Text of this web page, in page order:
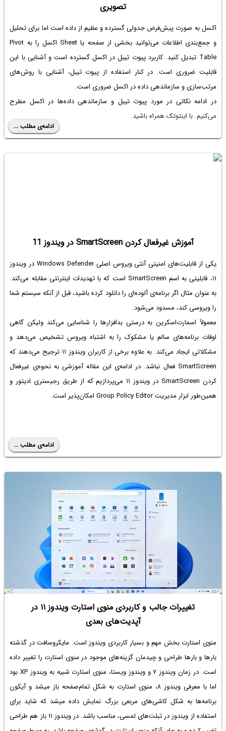
تصویری
اکسل به صورت پیش‌فرض جدولی گسترده و عظیم از داده است اما برای تحلیل
و جمع‌بندی اطلاعات می‌توانید بخشی از صفحه یا Sheet اکسل را به Pivot
Table تبدیل کنید. کاربرد پیوت تیبل در اکسل گسترده است و آشنایی با این
قابلیت ضروری است. در کنار استفاده از پیوت تیبل، آشنایی با روش‌های
مرتب‌سازی و سازماندهی داده در اکسل ضروری است.
در ادامه نکاتی در مورد پیوت تیبل و سازماندهی داده‌ها در اکسل مطرح
می‌کنیم. با اینتوتک همراه باشید.
ادامه‌ی مطلب ...
آموزش غیرفعال کردن SmartScreen در ویندوز 11
یکی از قابلیت‌های امنیتی آنتی ویروس اصلی Windows Defender در ویندوز
۱۱، قابلیتی به اسم SmartScreen است که با تهدیدات اینترنتی مقابله می‌کند.
به عنوان مثال اگر برنامه‌ی آلوده‌ای را دانلود کرده باشید، قبل از آنکه سیستم شما
را ویروسی کند، مسدود می‌شود.
معمولاً اسمارت‌اسکرین به درستی بدافزارها را شناسایی می‌کند ولیکن گاهی
اوقات برنامه‌های سالم یا مشکوک را به اشتباه ویروس تشخیص می‌دهد و
مشکلاتی ایجاد می‌کند. به علاوه برخی از کاربران ویندوز ۱۱ ترجیح می‌دهند که
SmartScreen فعال نباشد. در ادامه‌ی این مقاله آموزشی به نحوه‌ی غیرفعال
کردن SmartScreen در ویندوز ۱۱ می‌پردازیم که از طریق رجیستری ادیتور و
همین‌طور ابزار مدیریت Group Policy Editor امکان‌پذیر است.
ادامه‌ی مطلب ...
تغییرات جالب و کاربردی منوی استارت ویندوز ۱۱ در
آپدیت‌های بعدی
منوی استارت بخش مهم و بسیار کاربردی ویندوز است. مایکروسافت در گذشته
بارها و بارها طراحی و چیدمان گزینه‌های موجود در منوی استارت را تغییر داده
است. در زمان ویندوز ۷ و ویندوز ویستا، منوی استارت شبیه به ویندوز XP بود
اما با معرفی ویندوز ۸، منوی استارت به شکل تمام‌صفحه باز میشد و آیکون
برنامه‌ها به شکل کاشی‌های مربعی بزرگ نمایش داده میشد که شاید برای
استفاده از ویندوز در تبلت‌های لمسی، مناسب باشد. در ویندوز ۱۱ باز هم طراحی